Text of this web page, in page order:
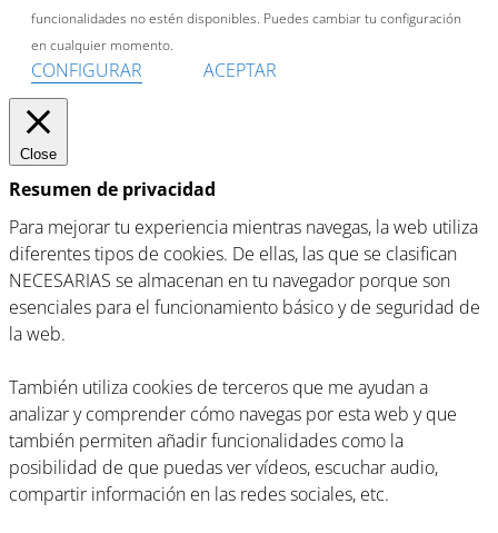
funcionalidades no estén disponibles. Puedes cambiar tu configuración
en cualquier momento.
CONFIGURAR ACEPTAR
Close
Resumen de privacidad
Para mejorar tu experiencia mientras navegas, la web utiliza
diferentes tipos de cookies. De ellas, las que se clasifican
NECESARIAS se almacenan en tu navegador porque son
esenciales para el funcionamiento básico y de seguridad de
la web.
También utiliza cookies de terceros que me ayudan a
analizar y comprender cómo navegas por esta web y que
también permiten añadir funcionalidades como la
posibilidad de que puedas ver vídeos, escuchar audio,
compartir información en las redes sociales, etc.